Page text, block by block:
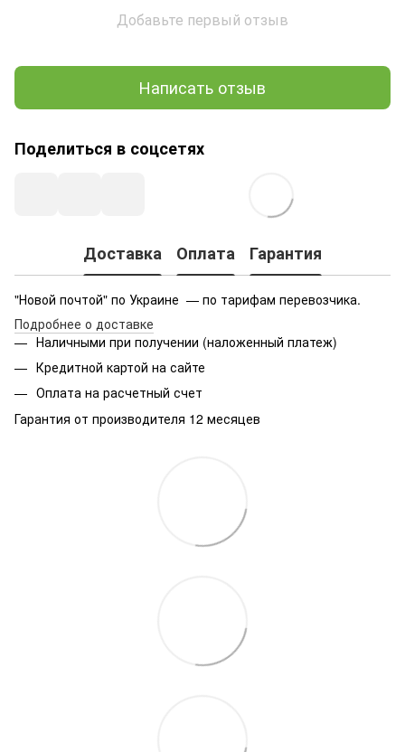
Добавьте первый отзыв
Написать отзыв
Поделиться в соцсетях
Доставка Оплата Гарантия
"Новой почтой" по Украине — по тарифам перевозчика.
Подробнее о доставке
Наличными при получении (наложенный платеж)
Кредитной картой на сайте
Оплата на расчетный счет
Гарантия от производителя 12 месяцев